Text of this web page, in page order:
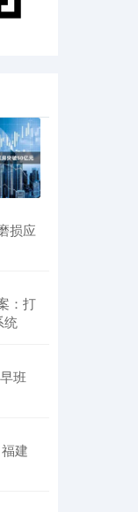
损应
：打
统
班
建